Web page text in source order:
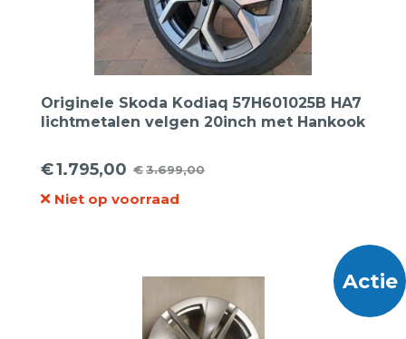
Originele Skoda Kodiaq 57H601025B HA7
lichtmetalen velgen 20inch met Hankook
€3.699,00
Oorspronkelijke
prijs
€1.795,00
Huidige
prijs
Niet op voorraad
Actie